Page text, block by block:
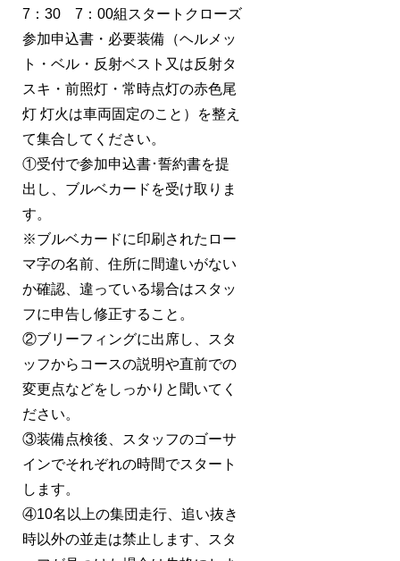
7：30 7：00組スタートクローズ
参加申込書・必要装備（ヘルメッ
ト・ベル・反射ベスト又は反射タ
スキ・前照灯・常時点灯の赤色尾
灯 灯火は車両固定のこと）を整え
て集合してください。
①受付で参加申込書･誓約書を提
出し、ブルベカードを受け取りま
す。
※ブルベカードに印刷されたロー
マ字の名前、住所に間違いがない
か確認、違っている場合はスタッ
フに申告し修正すること。
②ブリーフィングに出席し、スタ
ッフからコースの説明や直前での
変更点などをしっかりと聞いてく
ださい。
③装備点検後、スタッフのゴーサ
インでそれぞれの時間でスタート
します。
④10名以上の集団走行、追い抜き
時以外の並走は禁止します、スタ